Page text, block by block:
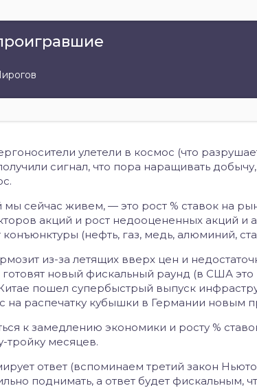
улетели в космос (что
сигнал, что пора наращивать
сейчас живем, — это рост % ставок на
акций и рост недооцененных акций и
(нефть, газ, медь, алюминий,
из-за летящих вверх цен и
готовят новый фискальный раунд (в США
пошел супербыстрый выпуск
распечатку кубышки в Германии новым
к замедлению экономики и росту %
тройку месяцев.
ответ (вспоминаем третий закон
поднимать, а ответ будет фискальным,